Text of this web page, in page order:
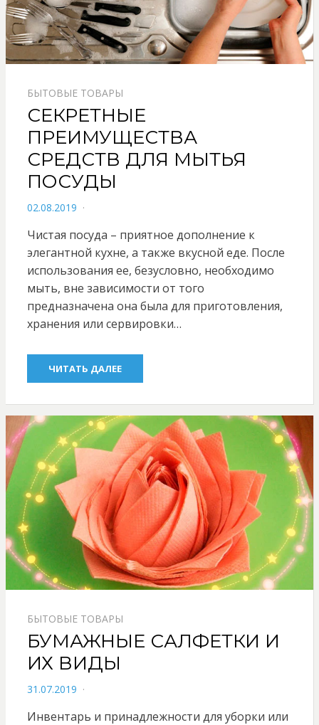
БЫТОВЫЕ ТОВАРЫ
СЕКРЕТНЫЕ
ПРЕИМУЩЕСТВА
СРЕДСТВ ДЛЯ МЫТЬЯ
ПОСУДЫ
POSTED
02.08.2019
Чистая посуда – приятное дополнение к
элегантной кухне, а также вкусной еде. После
использования ее, безусловно, необходимо
мыть, вне зависимости от того
предназначена она была для приготовления,
хранения или сервировки…
ЧИТАТЬ ДАЛЕЕ
БЫТОВЫЕ ТОВАРЫ
БУМАЖНЫЕ САЛФЕТКИ И
ИХ ВИДЫ
POSTED
31.07.2019
Инвентарь и принадлежности для уборки или